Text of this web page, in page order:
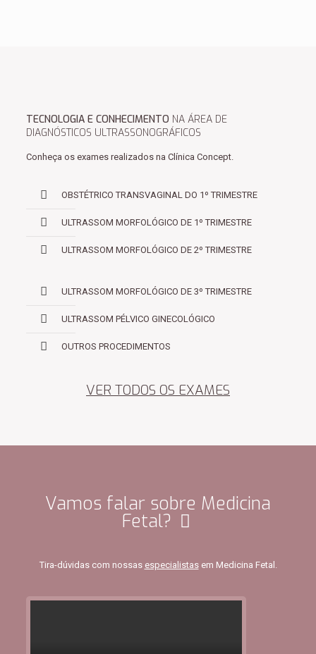
TECNOLOGIA E CONHECIMENTO NA ÁREA DE
DIAGNÓSTICOS ULTRASSONOGRÁFICOS
Conheça os exames realizados na Clínica Concept.
OBSTÉTRICO TRANSVAGINAL DO 1º TRIMESTRE
ULTRASSOM MORFOLÓGICO DE 1º TRIMESTRE
ULTRASSOM MORFOLÓGICO DE 2º TRIMESTRE
ULTRASSOM MORFOLÓGICO DE 3º TRIMESTRE
ULTRASSOM PÉLVICO GINECOLÓGICO
OUTROS PROCEDIMENTOS
VER TODOS OS EXAMES
Vamos falar sobre Medicina
Fetal?
Tira-dúvidas com nossas especialistasem Medicina Fetal.